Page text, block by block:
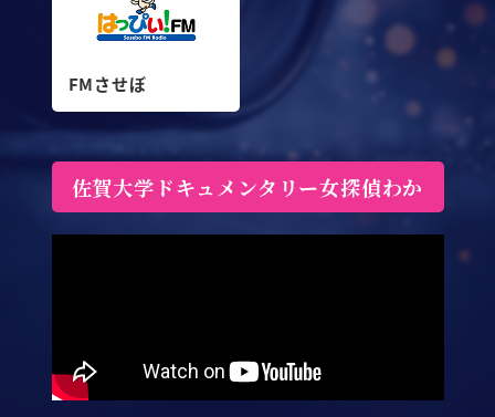
FMさせぼ
佐賀大学ドキュメンタリー女探偵わか